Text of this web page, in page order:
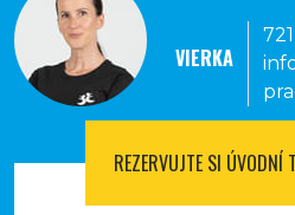
VIERKA
REZERVUJTE SI ÚVODNÍ